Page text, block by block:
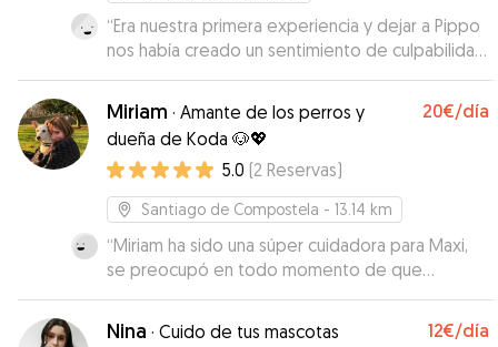
“Era nuestra primera experiencia y dejar a Pippo
nos había creado un sentimiento de culpabilidad
y abandono muy grande, pero con las fotos y
vídeos que íbamos recibiendo nos sentíamos
cada vez más tranquilos. Cuando lo recogimos y
conocimos a Maria nos dimos cuenta de lo a
gusto que había estado y lo bien cuidado.
También gracias a su marido que nos recibió y
acompañó muy amablemente. Desde luego que
en caso de necesitarlo, repetiremos con ellos.
Gracias por todo”
Miriam · Amante de los perros y
dueña de Koda 🐶💖
20€/día
5.0 (2 Reservas)
Santiago de Compostela - 13.14 km
“Miriam ha sido una súper cuidadora para Maxi,
se preocupó en todo momento de que
estuviese bien, tanto en los paseos como en
casa. Muy responsable y cariñosa. Muchas
gracias!”
Nina · Cuido de tus mascotas 12€/día